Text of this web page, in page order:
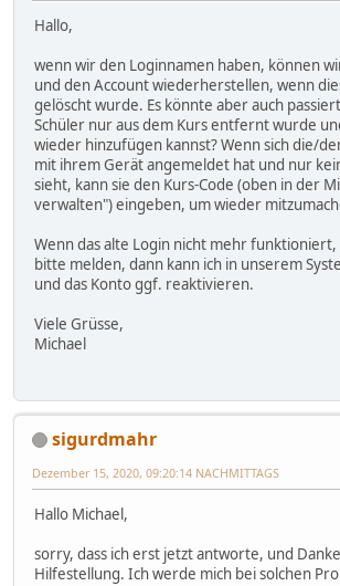
Hallo,
wenn wir den Loginnamen haben, können
und den Account wiederherstellen, wenn
gelöscht wurde. Es könnte aber auch
Schüler nur aus dem Kurs entfernt wurde
wieder hinzufügen kannst? Wenn sich die/
mit ihrem Gerät angemeldet hat und nur
sieht, kann sie den Kurs-Code (oben in der
verwalten") eingeben, um wieder
Wenn das alte Login nicht mehr funktioniert,
bitte melden, dann kann ich in unserem
und das Konto ggf. reaktivieren.
Viele Grüsse,
Michael
sigurdmahr
Dezember 15, 2020, 09:20:14 NACHMITTAGS
Hallo Michael,
sorry, dass ich erst jetzt antworte, und
Hilfestellung. Ich werde mich bei solchen